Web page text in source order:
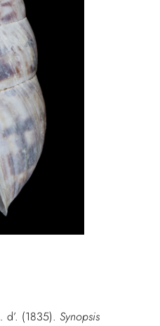
(1835). Synopsis